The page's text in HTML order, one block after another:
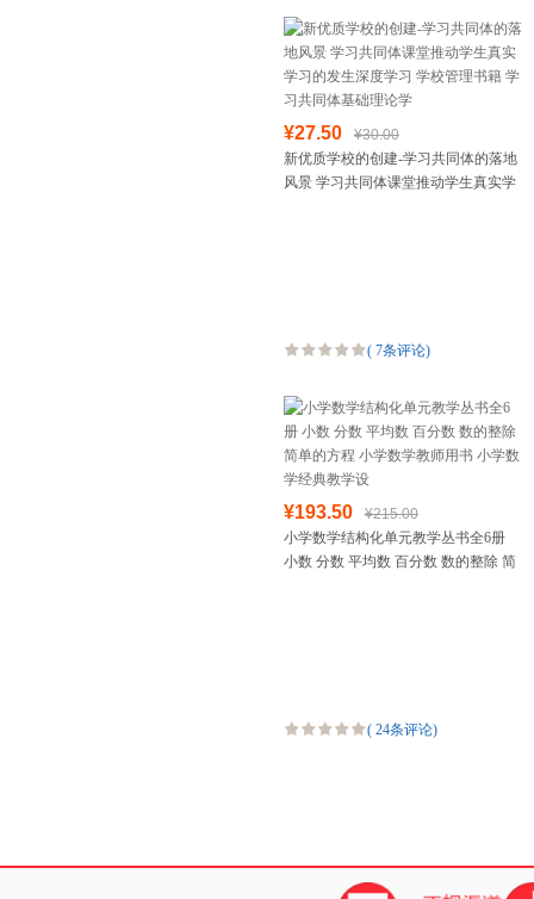
¥27.50
¥30.00
新优质学校的创建-学习共同体的落地
风景 学习共同体课堂推动学生真实学
( 7条评论)
¥193.50
¥215.00
小学数学结构化单元教学丛书全6册
小数 分数 平均数 百分数 数的整除 简
( 24条评论)